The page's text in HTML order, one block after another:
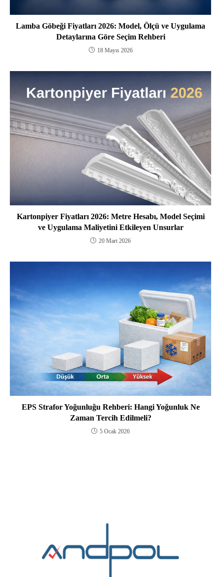
Lamba Göbeği Fiyatları 2026: Model, Ölçü ve Uygulama
Detaylarına Göre Seçim Rehberi
18 Mayıs 2026
Kartonpiyer Fiyatları 2026: Metre Hesabı, Model Seçimi
ve Uygulama Maliyetini Etkileyen Unsurlar
20 Mart 2026
EPS Strafor Yoğunluğu Rehberi: Hangi Yoğunluk Ne
Zaman Tercih Edilmeli?
5 Ocak 2026